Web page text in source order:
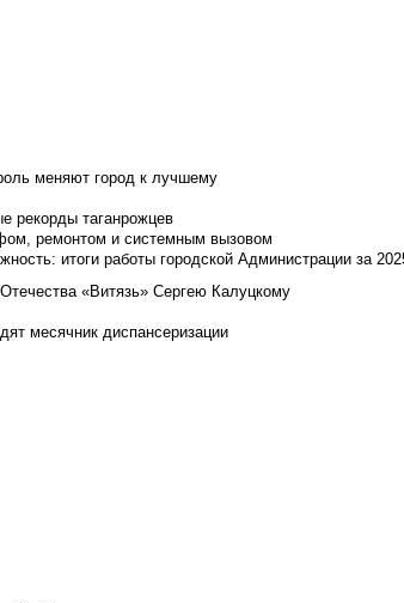
меняют город к лучшему
рекорды таганрожцев
ремонтом и системным вызовом
итоги работы городской Администрации за
«Витязь» Сергею Калуцкому
месячник диспансеризации